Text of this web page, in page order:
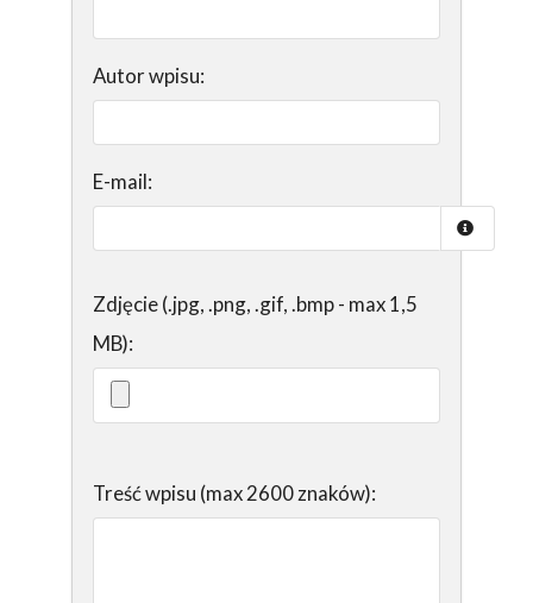
Autor wpisu:
E-mail:
Zdjęcie (.jpg, .png, .gif, .bmp - max 1,5
MB):
Treść wpisu (max 2600 znaków):